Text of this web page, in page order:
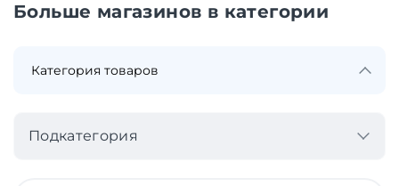
Больше магазинов в категории
Подкатегория